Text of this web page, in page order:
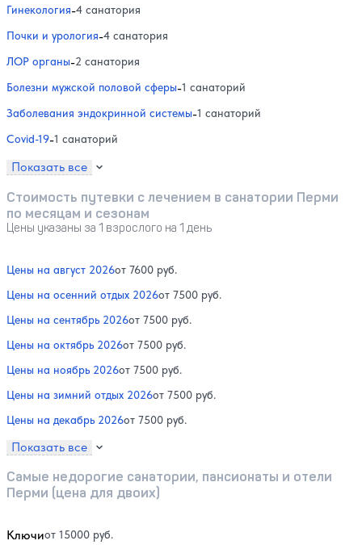
Гинекология-4 санатория
Почки и урология-4 санатория
ЛОР органы-2 санатория
Болезни мужской половой сферы-1 санаторий
Заболевания эндокринной системы-1 санаторий
Covid-19-1 санаторий
Показать все
Стоимость путевки с лечением в санатории Перми
по месяцам и сезонам
Цены указаны за 1 взрослого на 1 день
Цены на август 2026от 7600 руб.
Цены на осенний отдых 2026от 7500 руб.
Цены на сентябрь 2026от 7500 руб.
Цены на октябрь 2026от 7500 руб.
Цены на ноябрь 2026от 7500 руб.
Цены на зимний отдых 2026от 7500 руб.
Цены на декабрь 2026от 7500 руб.
Показать все
Самые недорогие санатории, пансионаты и отели
Перми (цена для двоих)
Ключиот 15000 руб.